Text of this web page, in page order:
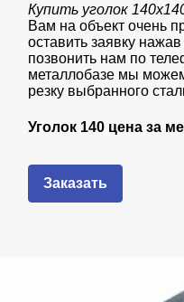
Купить уголок
Вам на объект очень
оставить заявку
позвонить нам по
металлобазе мы
резку выбранного
Уголок 140 цена за
Заказать